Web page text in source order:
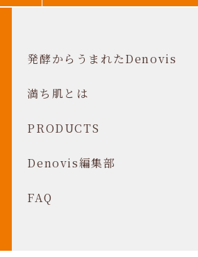
発酵からうまれたDenovis
満ち肌とは
PRODUCTS
Denovis編集部
FAQ